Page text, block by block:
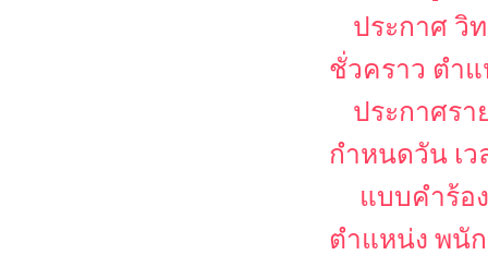
ประกาศ วิ
ชั่วคราว ตำ
ประกาศรา
กำหนดวัน เว
แบบคำร้อ
ตำแหน่ง พนั